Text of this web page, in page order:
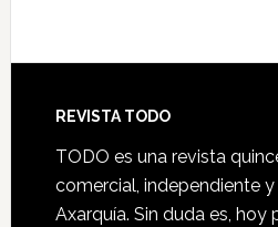
Footer
REVISTA TODO
TODO es una revista
comercial, independiente
Axarquía. Sin duda es, hoy